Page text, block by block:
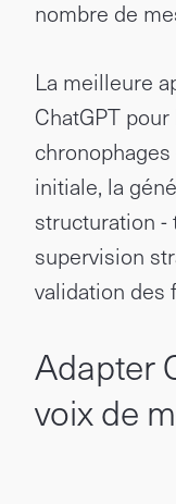
nombre de
La meilleure
ChatGPT
initiale, la
structuration -
supervision
validation des
Adapter
voix de